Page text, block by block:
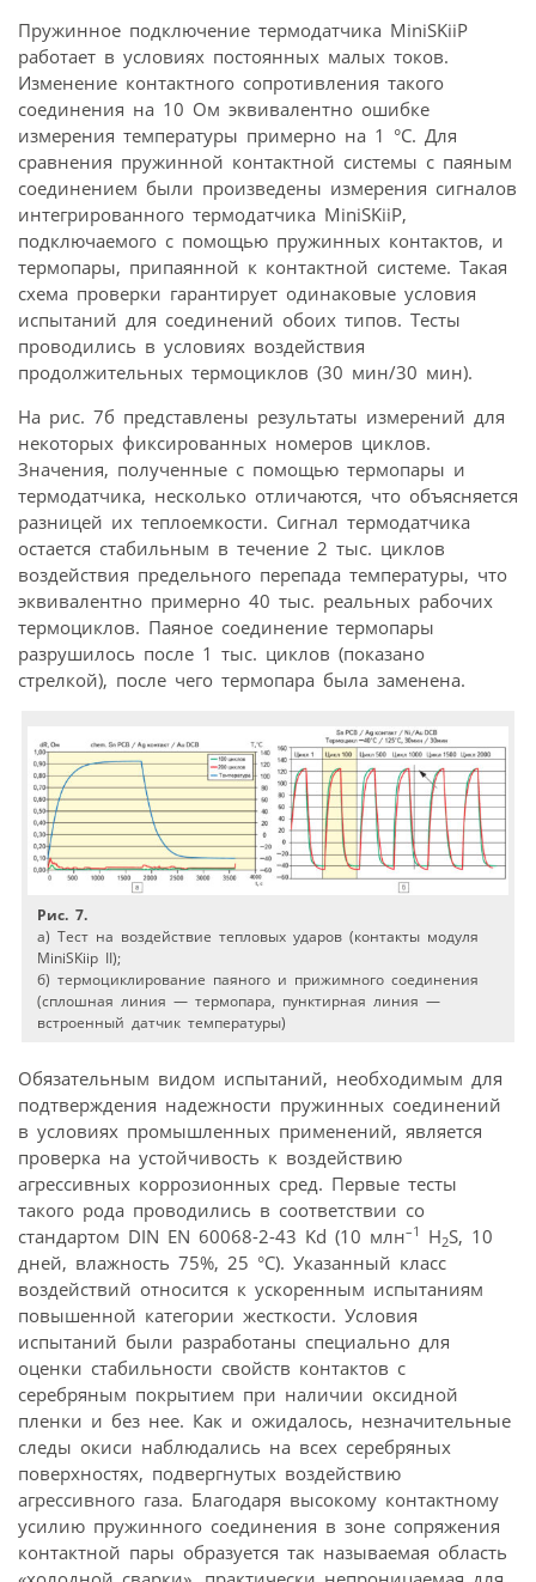
Пружинное подключение термодатчика MiniSKiiP
работает в условиях постоянных малых токов.
Изменение контактного сопротивления такого
соединения на 10 Ом эквивалентно ошибке
измерения температуры примерно на 1 °С. Для
сравнения пружинной контактной системы с паяным
соединением были произведены измерения сигналов
интегрированного термодатчика MiniSKiiP,
подключаемого с помощью пружинных контактов, и
термопары, припаянной к контактной системе. Такая
схема проверки гарантирует одинаковые условия
испытаний для соединений обоих типов. Тесты
проводились в условиях воздействия
продолжительных термоциклов (30 мин/30 мин).
На рис. 7б представлены результаты измерений для
некоторых фиксированных номеров циклов.
Значения, полученные с помощью термопары и
термодатчика, несколько отличаются, что объясняется
разницей их теплоемкости. Сигнал термодатчика
остается стабильным в течение 2 тыс. циклов
воздействия предельного перепада температуры, что
эквивалентно примерно 40 тыс. реальных рабочих
термоциклов. Паяное соединение термопары
разрушилось после 1 тыс. циклов (показано
стрелкой), после чего термопара была заменена.
Рис. 7.
а) Тест на воздействие тепловых ударов (контакты модуля
MiniSKiip II);
б) термоциклирование паяного и прижимного соединения
(сплошная линия — термопара, пунктирная линия —
встроенный датчик температуры)
Обязательным видом испытаний, необходимым для
подтверждения надежности пружинных соединений
в условиях промышленных применений, является
проверка на устойчивость к воздействию
агрессивных коррозионных сред. Первые тесты
такого рода проводились в соответствии со
стандартом DIN EN 60068-2-43 Kd (10 млн–1 H2S, 10
дней, влажность 75%, 25 °C). Указанный класс
воздействий относится к ускоренным испытаниям
повышенной категории жесткости. Условия
испытаний были разработаны специально для
оценки стабильности свойств контактов с
серебряным покрытием при наличии оксидной
пленки и без нее. Как и ожидалось, незначительные
следы окиси наблюдались на всех серебряных
поверхностях, подвергнутых воздействию
агрессивного газа. Благодаря высокому контактному
усилию пружинного соединения в зоне сопряжения
контактной пары образуется так называемая область